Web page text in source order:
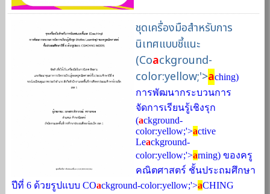
ชุดเครื่องมือสําหรับการ
นิเทศแบบชี้แนะ
(Coackground-
color:yellow;'>aching)
การพัฒนากระบวนการ
จัดการเรียนรู้เชิงรุก
(ackground-
color:yellow;'>active
Leackground-
color:yellow;'>arning) ของครู
คณิตศาสตร์ ชั้นประถมศึกษา
ปีที่ 6 ด้วยรูปแบบ COackground-color:yellow;'>aCHING